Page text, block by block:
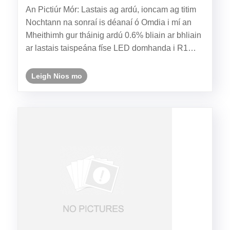
Ardaithe agus Ioncam ag Titim
An Pictiúr Mór: Lastais ag ardú, ioncam ag titim
Nochtann na sonraí is déanaí ó Omdia i mí an
Mheithimh gur tháinig ardú 0.6% bliain ar bhliain
ar lastais taispeána físe LED domhanda i R1
ioncam - an chéad chrapadh ioncaim ó 2022. Is
gá aird a thab......
Leigh Nios mo